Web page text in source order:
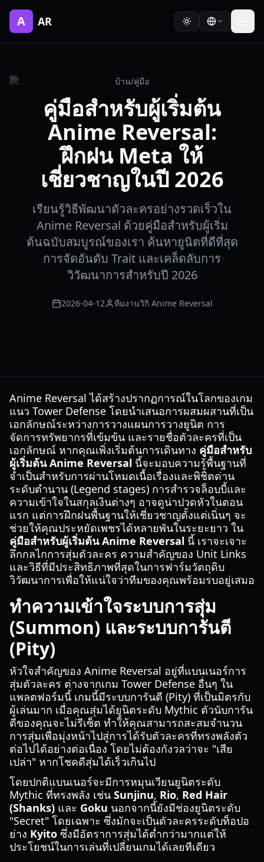
A AR
บ้าน/คู่มือ
คู่มือสำหรับผู้เริ่มต้น
Anime Reversal:
ฝึกฝน Meta ให้
เชี่ยวชาญในปี 2026
เรียนรู้วิธีพัฒนาตัวละครอย่างรวดเร็วใน
Anime Reversal ด้วยคู่มือสำหรับผู้เริ่ม
ต้นฉบับสมบูรณ์ของเรา ค้นหายูนิตที่ดีที่สุด
การจัดอันดับ Trait และเคล็ดลับการ
วิวัฒนาการสำหรับปี 2026
2026-04-12 ทีมงานวิกิ Anime Reversal
Anime Reversal ได้สร้างปรากฏการณ์ในโลกของเกม
แนว Tower Defense โดยนำเสนอการผสมผสานที่เป็น
เอกลักษณ์ระหว่างการวางแผนการวางยูนิต การ
จัดการทรัพยากรที่เข้มข้น และรายชื่อตัวละครที่เป็น
เอกลักษณ์ หากคุณเพิ่งเริ่มต้นการเดินทาง คู่มือสำหรับ
ผู้เริ่มต้น Anime Reversal นี้จะมอบความรู้พื้นฐานที่
จำเป็นสำหรับการผ่านโหมดเนื้อเรื่องและพิชิตด่าน
ระดับตำนาน (Legend stages) การสำรวจล็อบบี้และ
ความเข้าใจในสกุลเงินต่างๆ อาจดูน่าปวดหัวในตอน
แรก แต่การฝึกฝนพื้นฐานให้เชี่ยวชาญตั้งแต่เนิ่นๆ จะ
ช่วยให้คุณประหยัดเพชรได้หลายพันในระยะยาว ใน
คู่มือสำหรับผู้เริ่มต้น Anime Reversal นี้ เราจะเจาะ
ลึกกลไกการสุ่มตัวละคร ความสำคัญของ Unit Links
และวิธีที่มีประสิทธิภาพที่สุดในการฟาร์มวัตถุดิบ
วิวัฒนาการเพื่อให้แน่ใจว่าทีมของคุณพร้อมรบอยู่เสมอ
ทำความเข้าใจระบบการสุ่ม
(Summon) และระบบการันตี
(Pity)
หัวใจสำคัญของ Anime Reversal อยู่ที่แบนเนอร์การ
สุ่มตัวละคร ต่างจากเกม Tower Defense อื่นๆ ใน
แพลตฟอร์มนี้ เกมนี้มีระบบการันตี (Pity) ที่เป็นมิตรกับ
ผู้เล่นมาก เมื่อคุณสุ่มได้ยูนิตระดับ Mythic ตัวนับการัน
ตีของคุณจะไม่รีเซ็ต ทำให้คุณสามารถสะสมจำนวน
การสุ่มเพื่อมุ่งหน้าไปสู่การได้รับตัวละครที่ทรงพลังตัว
ต่อไปได้อย่างต่อเนื่อง โดยไม่ต้องกังวลว่าจะ "เสีย
เปล่า" หากโชคดีสุ่มได้เร็วเกินไป
โดยปกติแบนเนอร์จะมีการหมุนเวียนยูนิตระดับ
Mythic ที่ทรงพลัง เช่น Sunjinu, Rio, Red Hair
(Shanks) และ Goku นอกจากนี้ยังมีช่องยูนิตระดับ
"Secret" โดยเฉพาะ ซึ่งมักจะเป็นตัวละครระดับท็อปอ
ย่าง Kyito ซึ่งมีอัตราการสุ่มได้ต่ำกว่ามากแต่ให้
ประโยชน์ในการเล่นที่เปลี่ยนเกมได้เลยทีเดียว